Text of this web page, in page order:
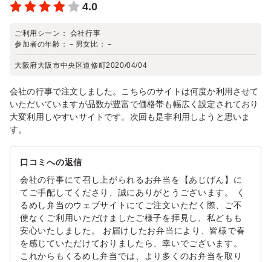
4.0
ご利用シーン： 会社行事
参加者の年齢： － 男女比： －
大阪府大阪市中央区道修町2020/04/04
会社の行事で注文しました。こちらのサイトは何度か利用させて
いただいていますが品数が豊富で価格帯も幅広く設定されており
大変利用しやすいサイトです。次回も是非利用しようと思いま
す。
口コミへの返信
会社の行事にて召し上がられるお弁当を【あじげん】に
てご手配してくださり、誠にありがとうございます。 く
るめし弁当のウェブサイトにてご注文いただく際、ご不
便なくご利用いただけましたご様子を拝見し、私どもも
安心いたしました。 お届けしたお弁当により、皆様で春
を感じていただけておりましたら、幸いでございます。
これからもくるめし弁当では、より多くのお弁当を取り